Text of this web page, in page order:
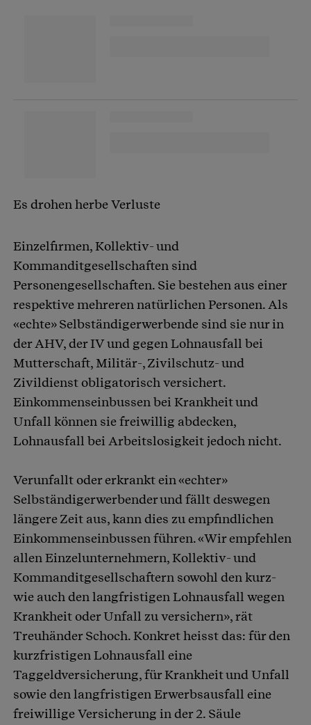
Es drohen herbe Verluste
Einzelfirmen, Kollektiv- und
Kommanditgesellschaften sind
Personengesellschaften. Sie bestehen aus einer
respektive mehreren natürlichen Personen. Als
«echte» Selbständigerwerbende sind sie nur in
der AHV, der IV und gegen Lohnausfall bei
Mutterschaft, Militär-, Zivilschutz- und
Zivildienst obligatorisch versichert.
Einkommenseinbussen bei Krankheit und
Unfall können sie freiwillig abdecken,
Lohnausfall bei Arbeitslosigkeit jedoch nicht.
Verunfallt oder erkrankt ein «echter»
Selbständigerwerbender und fällt deswegen
längere Zeit aus, kann dies zu empfindlichen
Einkommenseinbussen führen. «Wir empfehlen
allen Einzelunternehmern, Kollektiv- und
Kommanditgesellschaftern sowohl den kurz-
wie auch den langfristigen Lohnausfall wegen
Krankheit oder Unfall zu versichern», rät
Treuhänder Schoch. Konkret heisst das: für den
kurzfristigen Lohnausfall eine
Taggeldversicherung, für Krankheit und Unfall
sowie den langfristigen Erwerbsausfall eine
freiwillige Versicherung in der 2. Säule